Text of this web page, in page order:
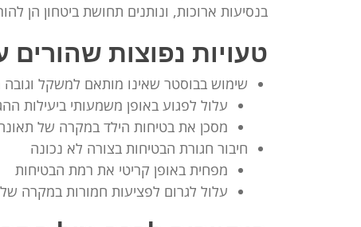
בנסיעות ארוכות, ונותנים תחושת ביטחון הן
טעויות נפוצות
שימוש בבוסטר שאינו מותאם למשקל וגובה
עלול לפגוע באופן משמעותי ביעילות
מסכן את בטיחות הילד במקרה של
חיבור חגורת הבטיחות בצורה לא נכונה
מפחית באופן קריטי את רמת הבטיחות
עלול לגרום לפציעות חמורות במקרה